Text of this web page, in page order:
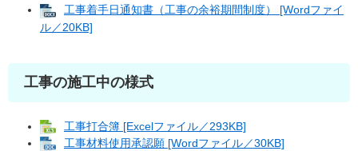
工事着手日通知書（工事の余裕期間制度） [Wordファイ
ル／20KB]
工事の施工中の様式
工事打合簿 [Excelファイル／293KB]
工事材料使用承認願 [Wordファイル／30KB]